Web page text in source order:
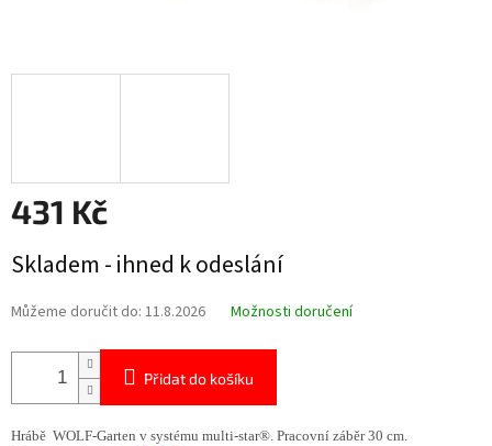
431 Kč
cena:
Skladem - ihned k odeslání
Můžeme doručit do: 11.8.2026 Možnosti doručení
Přidat do košíku
Hrábě WOLF-Garten v systému multi-star®. Pracovní záběr 30 cm.